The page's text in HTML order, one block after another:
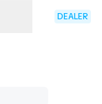
DEALER